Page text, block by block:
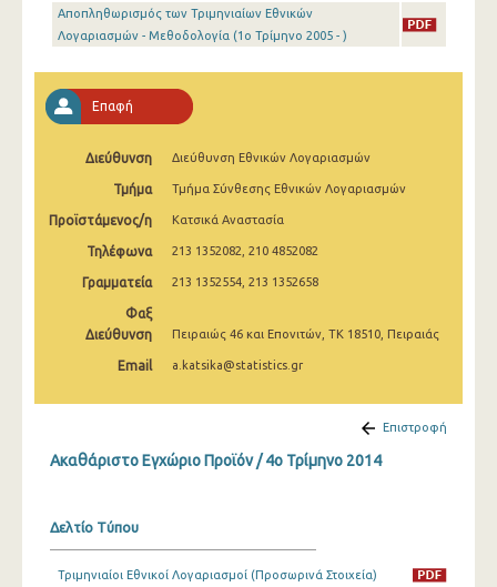
2o Τρίμηνο 2023
4o Τρίμηνο 2022
1o Τρίμηνο 2022
4o Τρίμηνο 2021
2o Τρίμηνο 2021
1o Τρίμηνο 2021
3o Τρίμηνο 2020
1o Τρίμηνο 2020
4o Τρίμηνο 2019
Αποπληθωρισμός των Τριμηνιαίων Εθνικών
Λογαριασμών - Μεθοδολογία (1o Τρίμηνο 2005 - )
Επαφή
Διεύθυνση Διεύθυνση Εθνικών Λογαριασμών
Τμήμα Τμήμα Σύνθεσης Εθνικών Λογαριασμών
Προϊστάμενος/η Κατσικά Αναστασία
Τηλέφωνα 213 1352082, 210 4852082
Γραμματεία 213 1352554, 213 1352658
Φαξ
Διεύθυνση
Πειραιώς 46 και Επονιτών, ΤΚ 18510, Πειραιάς
Email a.katsika@statistics.gr
Επιστροφή
Ακαθάριστο Εγχώριο Προϊόν / 4o Τρίμηνο 2014
Δελτίο Τύπου
Τριμηνιαίοι Εθνικοί Λογαριασμοί (Προσωρινά Στοιχεία)